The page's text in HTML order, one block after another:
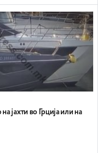
јахти во Грција или на